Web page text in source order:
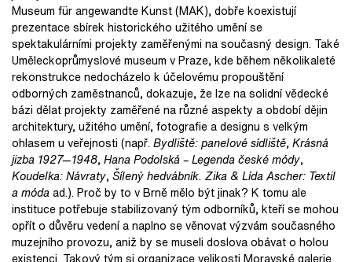
Museum für angewandte Kunst (MAK), dobře koexistují
prezentace sbírek historického užitého umění se
spektakulárními projekty zaměřenými na současný design. Také
Uměleckoprůmyslové museum v Praze, kde během několikaleté
rekonstrukce nedocházelo k účelovému propouštění
odborných zaměstnanců, dokazuje, že lze na solidní vědecké
bázi dělat projekty zaměřené na různé aspekty a období dějin
architektury, užitého umění, fotografie a designu s velkým
ohlasem u veřejnosti (např. Bydliště: panelové sídliště, Krásná
jizba 1927—1948, Hana Podolská – Legenda české módy,
Koudelka: Návraty, Šílený hedvábník. Zika & Lída Ascher: Textil
a módaad.). Proč by to v Brně mělo být jinak? K tomu ale
instituce potřebuje stabilizovaný tým odborníků, kteří se mohou
opřít o důvěru vedení a naplno se věnovat výzvám současného
muzejního provozu, aniž by se museli doslova obávat o holou
existenci. Takový tým si organizace velikosti Moravské galerie